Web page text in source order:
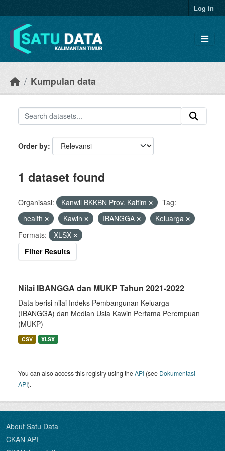
Log in
Kumpulan data
Order by
1 dataset found
Organisasi: Kanwil BKKBN Prov. Kaltim
Tag:
health
Kawin IBANGGA
Keluarga
Formats:
XLSX
Filter Results
Nilai IBANGGA dan MUKP Tahun 2021-2022
Data berisi nilai Indeks Pembangunan Keluarga
(IBANGGA) dan Median Usia Kawin Pertama Perempuan
(MUKP)
CSV XLSX
You can also access this registry using theAPI (see Dokumentasi
API).
About Satu Data
CKAN API